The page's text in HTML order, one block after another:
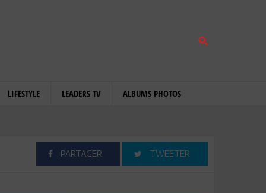
LIFESTYLE LEADERS TV ALBUMS PHOTOS
PARTAGER TWEETER